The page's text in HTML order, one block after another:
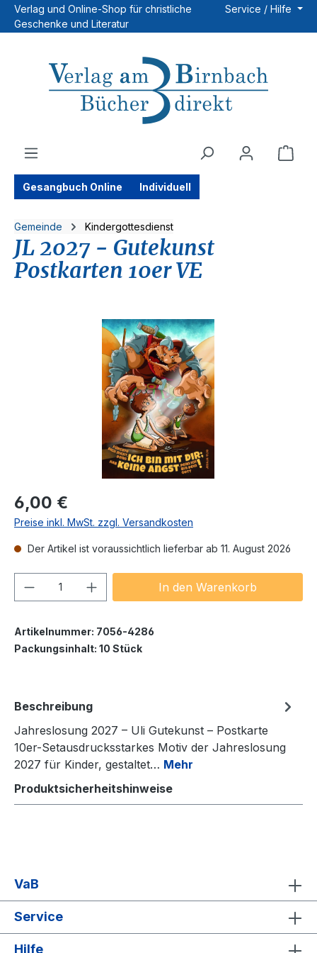
Zum Hauptinhalt springen
Verlag und Online-Shop für christliche
Geschenke und Literatur
Service / Hilfe
Gesangbuch Online Individuell
Gemeinde Kindergottesdienst
JL 2027 - Gutekunst
Postkarten 10er VE
Bildergalerie überspringen
Regulärer Preis:
6,00 €
Preise inkl. MwSt. zzgl. Versandkosten
Der Artikel ist voraussichtlich lieferbar ab 11. August 2026
Produkt Anzahl: Gib denIn den Warenkorb
Artikelnummer: 7056-4286
Packungsinhalt: 10 Stück
Beschreibung
Jahreslosung 2027 – Uli Gutekunst – Postkarte
10er-Setausdrucksstarkes Motiv der Jahreslosung
2027 für Kinder, gestaltet… Mehr
Produktsicherheitshinweise
VaB
Service
Hilfe